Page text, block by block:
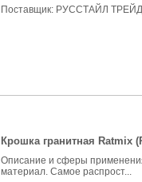
Поставщик: РУССТАЙЛ
Крошка гранитная Ratmix
Описание и сферы
материал. Самое распрост...